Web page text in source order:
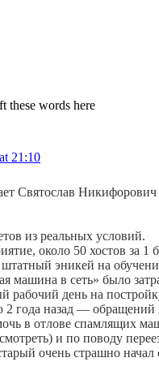
these words here
21:10
Святослав Никифорович
из реальных условий.
около 50 хостов за 1
эникей на
машина в сеть» было
рабочий день на
2 года назад —
в отлове спамлящих
и по поводу
очень страшно начал